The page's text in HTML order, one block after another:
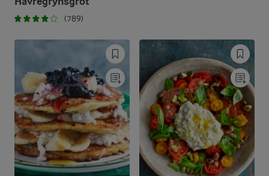
(789)